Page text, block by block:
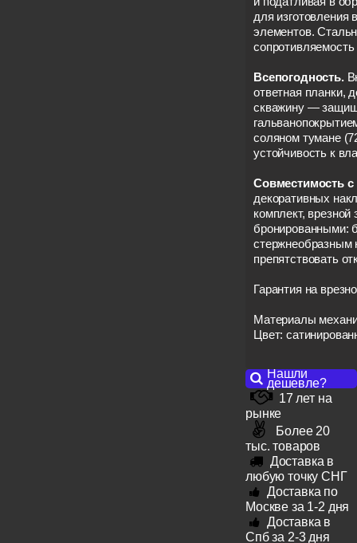
для изготовления
элементов.
Всепогодность.
ответная планки,
скважину —
соляном тумане
устойчивость к
Совместимость
декоративных
комплект,
бронированными:
стержнеобразным
препятствовать
Гарантия на
Материалы
Цвет:
Нашли
дешевле?
17 лет на
рынке
Более 20
тыс. товаров
Доставка в
любую точку СНГ
Доставка по
Москве за 1-2 дня
Доставка в
Спб за 2-3 дня